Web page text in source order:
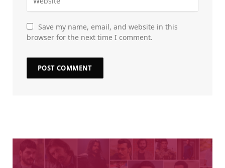
Save my name, email, and website in this
browser for the next time I comment.